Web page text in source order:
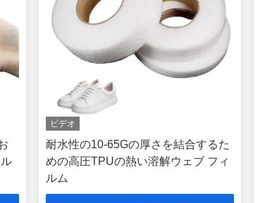
ビデオ
耐水性の10-65Gの厚さを結合するた
めの高圧TPUの熱い溶解ウェブ フィ
ルム